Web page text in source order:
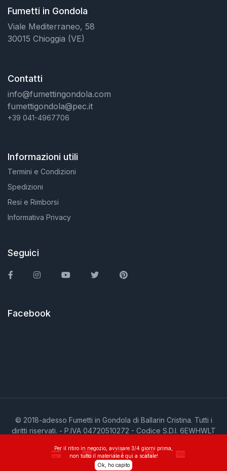
Fumetti in Gondola
Viale Mediterraneo, 58
30015 Chioggia (VE)
Contatti
info@fumettingondola.com
fumettigondola@pec.it
+39 041-4967706
Informazioni utili
Termini e Condizioni
Spedizioni
Resi e Rimborsi
Informativa Privacy
Seguici
FacebookInstagramYou TubeTwitter Pinterest
Facebook
© 2018-adesso Fumetti in Gondola di Ballarin Cristina. Tutti i
diritti riservati. - P.IVA 04720510272 - Codice S.D.I. 6EWHWLT
Per il ritiro in negozio, avvisare 3/4 giorni prima,
non tutto il materiale è qui a scafale!
Ok, ho capito